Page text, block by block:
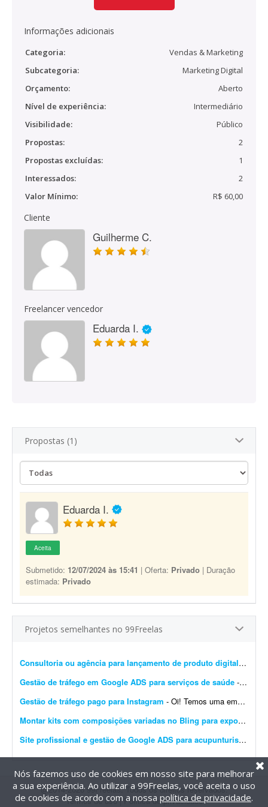
Informações adicionais
Categoria:
Vendas & Marketing
Subcategoria:
Marketing Digital
Orçamento:
Aberto
Nível de experiência:
Intermediário
Visibilidade:
Público
Propostas:
2
Propostas excluídas:
1
Interessados:
2
Valor Mínimo:
R$ 60,00
Cliente
Guilherme C.
Freelancer vencedor
Eduarda I.
Propostas (1)
Eduarda I.
Aceita
Submetido: 12/07/2024 às 15:41 | Oferta: Privado | Duração
estimada: Privado
Projetos semelhantes no 99Freelas
Consultoria ou agência para lançamento de produto digital
-
Gestão de tráfego em Google ADS para serviços de saúde - Preciso de um freelancer com experiência em tráfego no Google Ads para gerenciar uma campanha local voltada a serviços de saúde. No momento o investimento em créd...
Gestão de tráfego pago para Instagram - Oi! Temos uma empresa de consultoria de marca e conteúdo. Precisamos de uma pessoa que nos ajude a executar tráfego pago no Instagram para nossos clientes. Temos todo o contexto dos ...
Montar kits com composições variadas no Bling para exportação ao TikTok
Site profissional e gestão de Google ADS para acupunturista- Sou
@2014-2026 99Freelas. Todos os direitos reservados.
Termos de uso| Política de privacidade
Nós fazemos uso de cookies em nosso site para melhorar
a sua experiência. Ao utilizar a 99Freelas, você aceita o uso
de cookies de acordo com a nossa política de privacidade.